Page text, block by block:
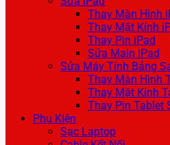
Thay Màn Hình
Thay Mặt Kính
Thay Pin iPad
Sửa Main iPad
Sửa Máy Tính Bảng
Thay Màn Hình
Thay Mặt Kính
Thay Pin Tablet
Phụ Kiện
Sạc Laptop